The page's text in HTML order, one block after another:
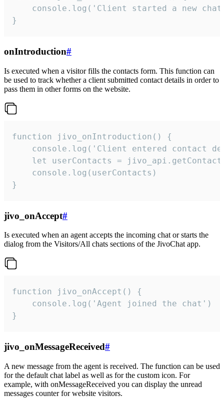
console.log('Client started a new
}
onIntroduction#
Is executed when a visitor fills the contacts form. This function can
be used to track whether a client submitted contact details in order to
pass them in other forms on the website.
function jivo_onIntroduction() {
console.log('Client entered contact
let userContacts =
    console.log(userContacts)
}
jivo_onAccept#
Is executed when an agent accepts the incoming chat or starts the
dialog from the Visitors/All chats sections of the JivoChat app.
function jivo_onAccept() {
}
jivo_onMessageReceived#
A new message from the agent is received. The function can be used
for the default chat label as well as for the custom icon. For
example, with onMessageReceived you can display the unread
messages counter for website visitors.